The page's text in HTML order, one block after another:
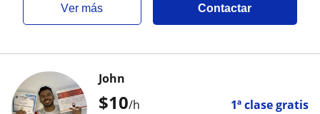
ver más Contactar
$10/h 1ª clase gratis
John